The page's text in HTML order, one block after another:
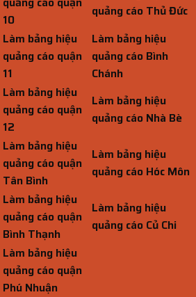
10
quảng cáo Thủ Đức
Làm bảng hiệu
quảng cáo quận
11
Làm bảng hiệu
quảng cáo Bình
Chánh
Làm bảng hiệu
quảng cáo quận
12
Làm bảng hiệu
quảng cáo Nhà Bè
Làm bảng hiệu
quảng cáo quận
Tân Bình
Làm bảng hiệu
quảng cáo Hóc Môn
Làm bảng hiệu
quảng cáo quận
Bình Thạnh
Làm bảng hiệu
quảng cáo Củ Chi
Làm bảng hiệu
quảng cáo quận
Phú Nhuận